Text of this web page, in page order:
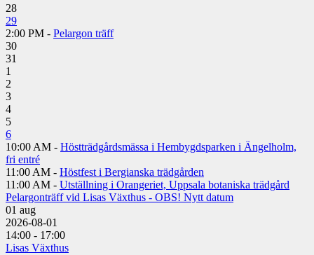
28
29
2:00 PM - Pelargon träff
30
31
1
2
3
4
5
6
10:00 AM - Höstträdgårdsmässa i Hembygdsparken i Ängelholm,
fri entré
11:00 AM - Höstfest i Bergianska trädgården
11:00 AM - Utställning i Orangeriet, Uppsala botaniska trädgård
Pelargonträff vid Lisas Växthus - OBS! Nytt datum
01 aug
2026-08-01
14:00 - 17:00
Lisas Växthus